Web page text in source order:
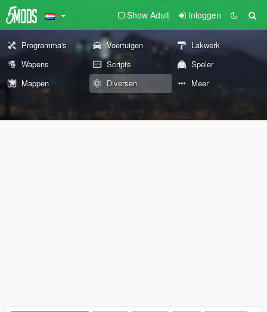
Show Adult Inloggen
Programma's Voertuigen
Lakwerk
Wapens
Scripts
Speler
Mappen
Diversen Meer